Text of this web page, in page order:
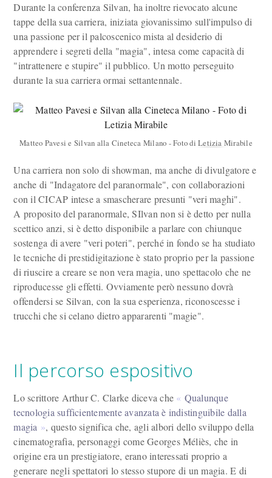
Durante la conferenza Silvan, ha inoltre rievocato alcune
tappe della sua carriera, iniziata giovanissimo sull'impulso di
una passione per il palcoscenico mista al desiderio di
apprendere i segreti della "magia", intesa come capacità di
"intrattenere e stupire" il pubblico. Un motto perseguito
durante la sua carriera ormai settantennale.
Matteo Pavesi e Silvan alla Cineteca Milano - Foto di Letizia Mirabile
Una carriera non solo di showman, ma anche di divulgatore e
anche di "Indagatore del paranormale", con collaborazioni
con il CICAP intese a smascherare presunti "veri maghi".
A proposito del paranormale, SIlvan non si è detto per nulla
scettico anzi, si è detto disponibile a parlare con chiunque
sostenga di avere "veri poteri", perché in fondo se ha studiato
le tecniche di prestidigitazione è stato proprio per la passione
di riuscire a creare se non vera magia, uno spettacolo che ne
riproducesse gli effetti. Ovviamente però nessuno dovrà
offendersi se Silvan, con la sua esperienza, riconoscesse i
trucchi che si celano dietro appararenti "magie".
Il percorso espositivo
Lo scrittore Arthur C. Clarke diceva che
Qualunque
tecnologia sufficientemente avanzata è indistinguibile dalla
magia
, questo significa che, agli albori dello sviluppo della
cinematografia, personaggi come Georges Méliès, che in
origine era un prestigiatore, erano interessati proprio a
generare negli spettatori lo stesso stupore di un magia. E di